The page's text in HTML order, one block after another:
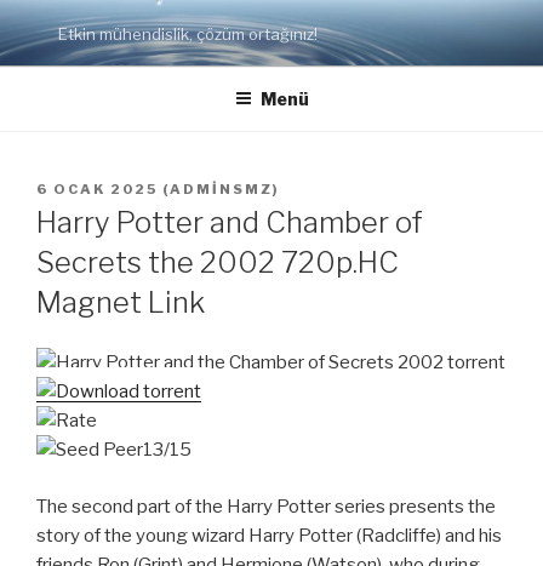
İçeriğe
geç
Etkin mühendislik, çözüm ortağınız!
Menü
YAYIM
TARIHI
6 OCAK 2025 (ADMINSMZ)
Harry Potter and Chamber of
Secrets the 2002 720p.HC
Magnet Link
13/15
The second part of the Harry Potter series presents the
story of the young wizard Harry Potter (Radcliffe) and his